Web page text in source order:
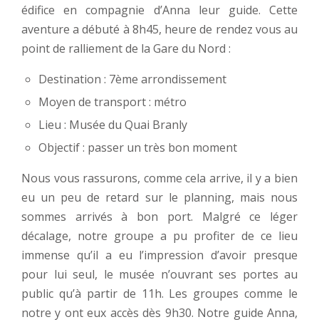
édifice en compagnie d’Anna leur guide. Cette
aventure a débuté à 8h45, heure de rendez vous au
point de ralliement de la Gare du Nord :
Destination : 7ème arrondissement
Moyen de transport : métro
Lieu : Musée du Quai Branly
Objectif : passer un très bon moment
Nous vous rassurons, comme cela arrive, il y a bien
eu un peu de retard sur le planning, mais nous
sommes arrivés à bon port. Malgré ce léger
décalage, notre groupe a pu profiter de ce lieu
immense qu’il a eu l’impression d’avoir presque
pour lui seul, le musée n’ouvrant ses portes au
public qu’à partir de 11h. Les groupes comme le
notre y ont eux accès dès 9h30. Notre guide Anna,